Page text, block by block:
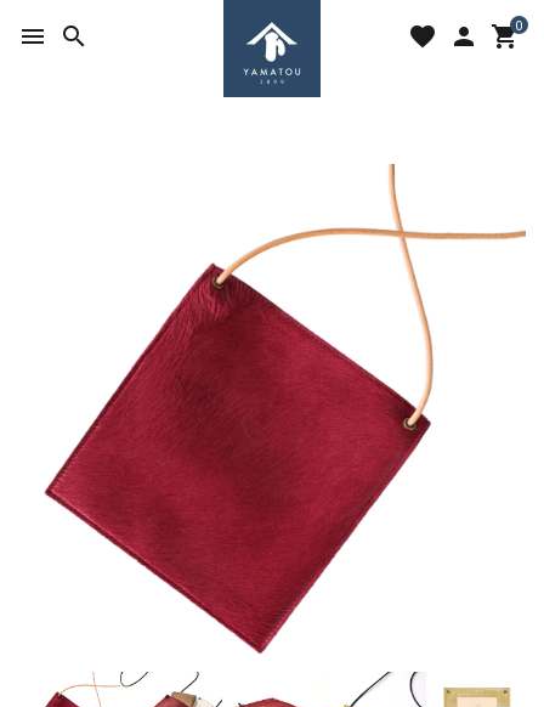
menu search favorite person 0
shopping_cart
ACCOUNT MENU
ようこそ ゲスト 様
ログイン person 新規会員登録
favorite お気に入りを見る shopping_cart カートの中身
カテゴリーから探す
コンテンツ